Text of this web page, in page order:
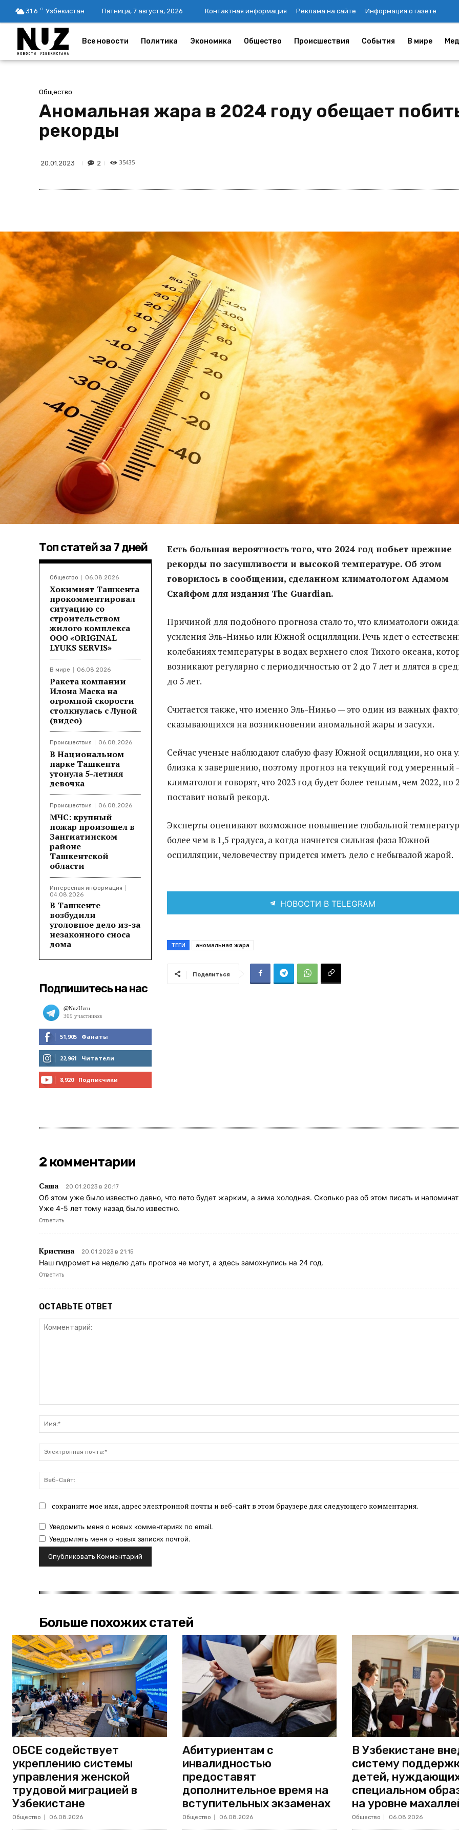
31.6 C Узбекистан Пятница, 7 августа, 2026 Контактная информация Реклама на сайте Информация о газете
Все новости Политика Экономика Общество Происшествия События В мире
Общество
Аномальная жара в 2024 году обещает
рекорды
20.01.2023 2 35435
Топ статей за 7 дней
Общество 06.08.2026
Хокимият Ташкента
прокомментировал
ситуацию со
строительством
жилого комплекса
ООО «ORIGINAL
LYUKS SERVIS»
В мире 06.08.2026
Ракета компании
Илона Маска на
огромной скорости
столкнулась с Луной
(видео)
Происшествия 06.08.2026
В Национальном
парке Ташкента
утонула 5-летняя
девочка
Происшествия 06.08.2026
МЧС: крупный
пожар произошел в
Зангиатинском
районе
Ташкентской
области
Интересная информация
04.08.2026
В Ташкенте
возбудили
уголовное дело из-за
незаконного сноса
дома
Подпишитесь на нас
51,905 Фанаты
МНЕ НРАВИТСЯ
22,961 Читатели
8,920 Подписчики
Есть большая вероятность того, что 2024 год побьет прежние
рекорды по засушливости и высокой температуре. Об этом
говорилось в сообщении, сделанном климатологом Адамом
Скайфом для издания The Guardian.
Причиной для подобного прогноза стало то, что климатологи
усиления Эль-Ниньо или Южной осцилляции. Речь идет о
колебаниях температуры в водах верхнего слоя Тихого океана,
возникают регулярно с периодичностью от 2 до 7 лет и длятся в
до 5 лет.
Считается также, что именно Эль-Ниньо — это один из важных
сказывающихся на возникновении аномальной жары и засухи.
Сейчас ученые наблюдают слабую фазу Южной осцилляции, но она
близка к завершению, поэтому прогноз на текущий год умеренный
климатологи говорят, что 2023 год будет более теплым, чем 2022, но
поставит новый рекорд.
Эксперты оценивают возможное повышение глобальной
более чем в 1,5 градуса, а когда начнется сильная фаза Южной
осцилляции, человечеству придется иметь дело с небывалой жарой.
НОВОСТИ В TELEGRAM
ТЕГИ аномальная жара
Поделиться
2 комментарии
Саша 20.01.2023 в 20:17
Об этом уже было известно давно, что лето будет жарким, а зима холодная. Сколько раз об этом писать и
Уже 4-5 лет тому назад было известно.
Ответить
Кристина 20.01.2023 в 21:15
Наш гидромет на неделю дать прогноз не могут, а здесь замохнулись на 24 год.
Ответить
ОСТАВЬТЕ ОТВЕТ
сохраните мое имя, адрес электронной почты и веб-сайт в этом браузере для следующего комментария.
Уведомить меня о новых комментариях по email.
Уведомлять меня о новых записях почтой.
Больше похожих статей
ОБСЕ содействует
укреплению системы
управления женской
трудовой миграцией в
Узбекистане
Общество 06.08.2026
Абитуриентам с
инвалидностью
предоставят
дополнительное время на
вступительных экзаменах
Общество 06.08.2026
В Узбекистане
систему
детей,
специальном
на уровне
Общество 06.08.2026